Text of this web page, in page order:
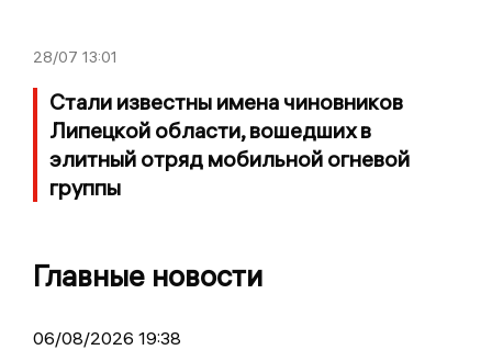
28/07 13:01
Стали известны имена чиновников
Липецкой области, вошедших в
элитный отряд мобильной огневой
группы
Главные новости
06/08/2026 19:38